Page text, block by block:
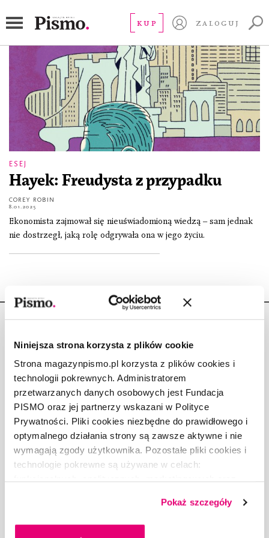
Niniejsza strona korzysta z plików cookie
Strona magazynpismo.pl korzysta z plików cookies i
technologii pokrewnych. Administratorem
przetwarzanych danych osobowych jest Fundacja
PISMO oraz jej partnerzy wskazani w Polityce
Prywatności. Pliki cookies niezbędne do prawidłowego i
optymalnego działania strony są zawsze aktywne i nie
wymagają zgody użytkownika. Pozostałe pliki cookies i
technologie pokrewne są używane w celach:
dobrowolną zgodę na pliki cookies i technologie
pokrewne, zgadzasz się na przechowywanie informacji
Pokaż szczegóły
KUP ZALOGUJ
ESEJ
Hayek: Freudysta z przypadku
COREY ROBIN
8.01.2025
Ekonomista zajmował się nieuświadomioną wiedzą – sam jednak
nie dostrzegł, jaką rolę odgrywała ona w jego życiu.
Copyright © Fundacja Pismo
O „PIŚMIE”
ABOUT PISMO
GDZIE KUPIĆ „PISMO”?